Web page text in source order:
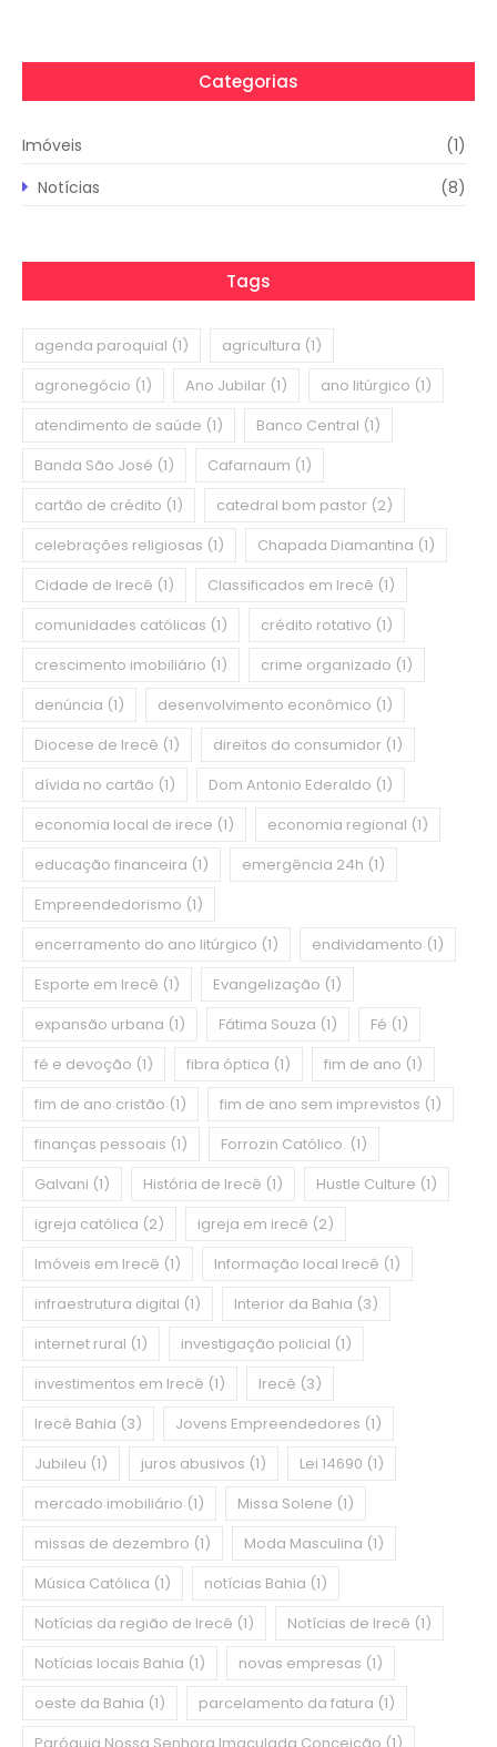
Categorias
Imóveis
(1)
Notícias
(8)
Tags
agenda paroquial (1) agricultura (1)
agronegócio (1) Ano Jubilar (1) ano litúrgico (1)
atendimento de saúde (1) Banco Central (1)
Banda São José (1) Cafarnaum (1)
cartão de crédito (1) catedral bom pastor (2)
celebrações religiosas (1) Chapada Diamantina (1)
Cidade de Irecê (1) Classificados em Irecê (1)
comunidades católicas (1) crédito rotativo (1)
crescimento imobiliário (1) crime organizado (1)
denúncia (1) desenvolvimento econômico (1)
Diocese de Irecê (1) direitos do consumidor (1)
dívida no cartão (1) Dom Antonio Ederaldo (1)
economia local de irece (1) economia regional (1)
educação financeira (1) emergência 24h (1)
Empreendedorismo (1)
encerramento do ano litúrgico (1) endividamento (1)
Esporte em Irecê (1) Evangelização (1)
expansão urbana (1) Fátima Souza (1) Fé (1)
fé e devoção (1) fibra óptica (1) fim de ano (1)
fim de ano cristão (1) fim de ano sem imprevistos (1)
finanças pessoais (1) Forrozin Católico. (1)
Galvani (1) História de Irecê (1) Hustle Culture (1)
igreja católica (2) igreja em irecê (2)
Imóveis em Irecê (1) Informação local Irecê (1)
infraestrutura digital (1) Interior da Bahia (3)
internet rural (1) investigação policial (1)
investimentos em Irecê (1) Irecê (3)
Irecê Bahia (3) Jovens Empreendedores (1)
Jubileu (1) juros abusivos (1) Lei 14690 (1)
mercado imobiliário (1) Missa Solene (1)
missas de dezembro (1) Moda Masculina (1)
Música Católica (1) notícias Bahia (1)
Notícias da região de Irecê (1) Notícias de Irecê (1)
Notícias locais Bahia (1) novas empresas (1)
oeste da Bahia (1) parcelamento da fatura (1)